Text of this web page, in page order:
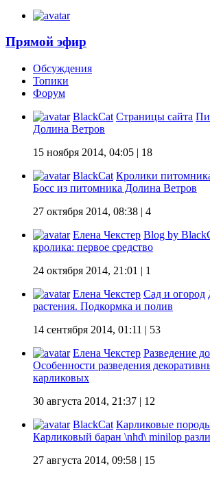
Прямой эфир
Обсуждения
Топики
Форум
BlackCat Страницы сайта
Долина Ветров
15 ноября 2014, 04:05 | 18
BlackCat Кролики
Босс из питомника Долина Ветров
27 октября 2014, 08:38 | 4
Елена Чекстер Blog by
кролика: первое средство
24 октября 2014, 21:01 | 1
Елена Чекстер Сад и огород
растения. Подкормка и полив
14 сентября 2014, 01:11 | 53
Елена Чекстер Разведение
Особенности разведения
карликовых
30 августа 2014, 21:37 | 12
BlackCat Карликовые
Карликовый баран \nhd\ minilop
27 августа 2014, 09:58 | 15